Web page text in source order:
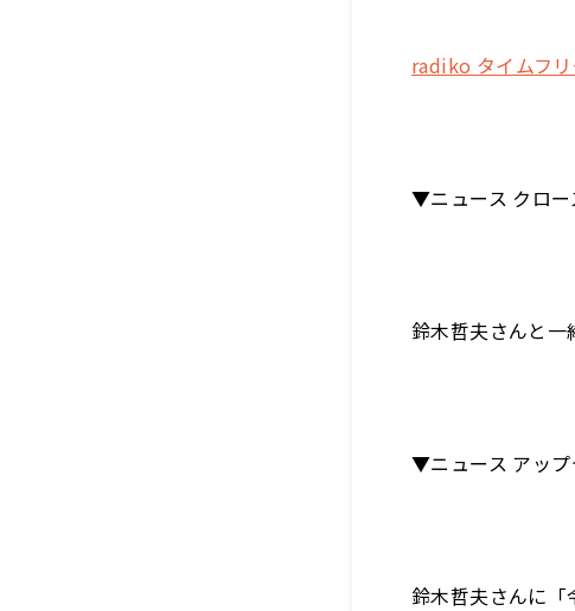
radiko タイムフリ
▼ニュース クロ
鈴木哲夫さんと一
▼ニュース アッ
鈴木哲夫さんに